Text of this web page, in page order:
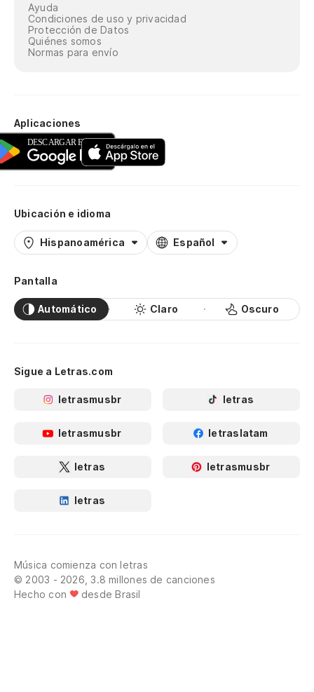
Ayuda
Condiciones de uso y privacidad
Protección de Datos
Quiénes somos
Normas para envío
Aplicaciones
Ubicación e idioma
Hispanoamérica Español
Pantalla
Automático Claro Oscuro
Sigue a Letras.com
letrasmusbr letras
letrasmusbr letraslatam
letras letrasmusbr
letras
Música comienza con letras
© 2003 - 2026, 3.8 millones de canciones
Hecho con
desde Brasil